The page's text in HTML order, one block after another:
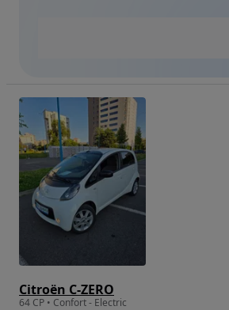
Citroën C-ZERO
64 CP • Confort - Electric